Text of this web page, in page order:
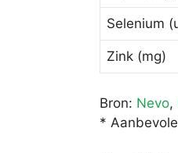
Selenium
Zink (mg)
Bron: Nevo,
*